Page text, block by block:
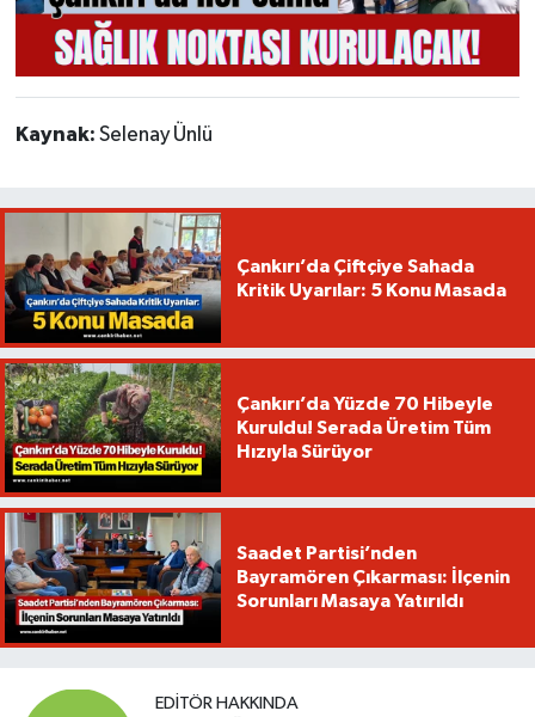
Kaynak: Selenay Ünlü
Çankırı’da Çiftçiye Sahada
Kritik Uyarılar: 5 Konu Masada
Çankırı’da Yüzde 70 Hibeyle
Kuruldu! Serada Üretim Tüm
Hızıyla Sürüyor
Saadet Partisi’nden
Bayramören Çıkarması: İlçenin
Sorunları Masaya Yatırıldı
EDITÖR HAKKINDA